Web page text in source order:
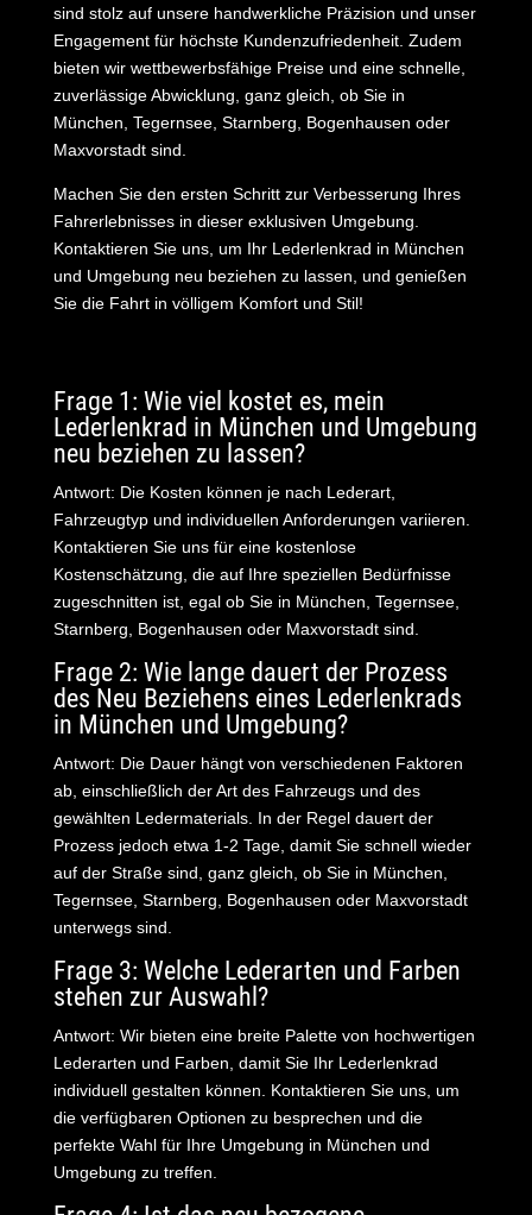
sind stolz auf unsere handwerkliche Präzision und unser
Engagement für höchste Kundenzufriedenheit. Zudem
bieten wir wettbewerbsfähige Preise und eine schnelle,
zuverlässige Abwicklung, ganz gleich, ob Sie in
München, Tegernsee, Starnberg, Bogenhausen oder
Maxvorstadt sind.
Machen Sie den ersten Schritt zur Verbesserung Ihres
Fahrerlebnisses in dieser exklusiven Umgebung.
Kontaktieren Sie uns, um Ihr Lederlenkrad in München
und Umgebung neu beziehen zu lassen, und genießen
Sie die Fahrt in völligem Komfort und Stil!
Frage 1: Wie viel kostet es, mein
Lederlenkrad in München und Umgebung
neu beziehen zu lassen?
Antwort: Die Kosten können je nach Lederart,
Fahrzeugtyp und individuellen Anforderungen variieren.
Kontaktieren Sie uns für eine kostenlose
Kostenschätzung, die auf Ihre speziellen Bedürfnisse
zugeschnitten ist, egal ob Sie in München, Tegernsee,
Starnberg, Bogenhausen oder Maxvorstadt sind.
Frage 2: Wie lange dauert der Prozess
des Neu Beziehens eines Lederlenkrads
in München und Umgebung?
Antwort: Die Dauer hängt von verschiedenen Faktoren
ab, einschließlich der Art des Fahrzeugs und des
gewählten Ledermaterials. In der Regel dauert der
Prozess jedoch etwa 1-2 Tage, damit Sie schnell wieder
auf der Straße sind, ganz gleich, ob Sie in München,
Tegernsee, Starnberg, Bogenhausen oder Maxvorstadt
unterwegs sind.
Frage 3: Welche Lederarten und Farben
stehen zur Auswahl?
Antwort: Wir bieten eine breite Palette von hochwertigen
Lederarten und Farben, damit Sie Ihr Lederlenkrad
individuell gestalten können. Kontaktieren Sie uns, um
die verfügbaren Optionen zu besprechen und die
perfekte Wahl für Ihre Umgebung in München und
Umgebung zu treffen.